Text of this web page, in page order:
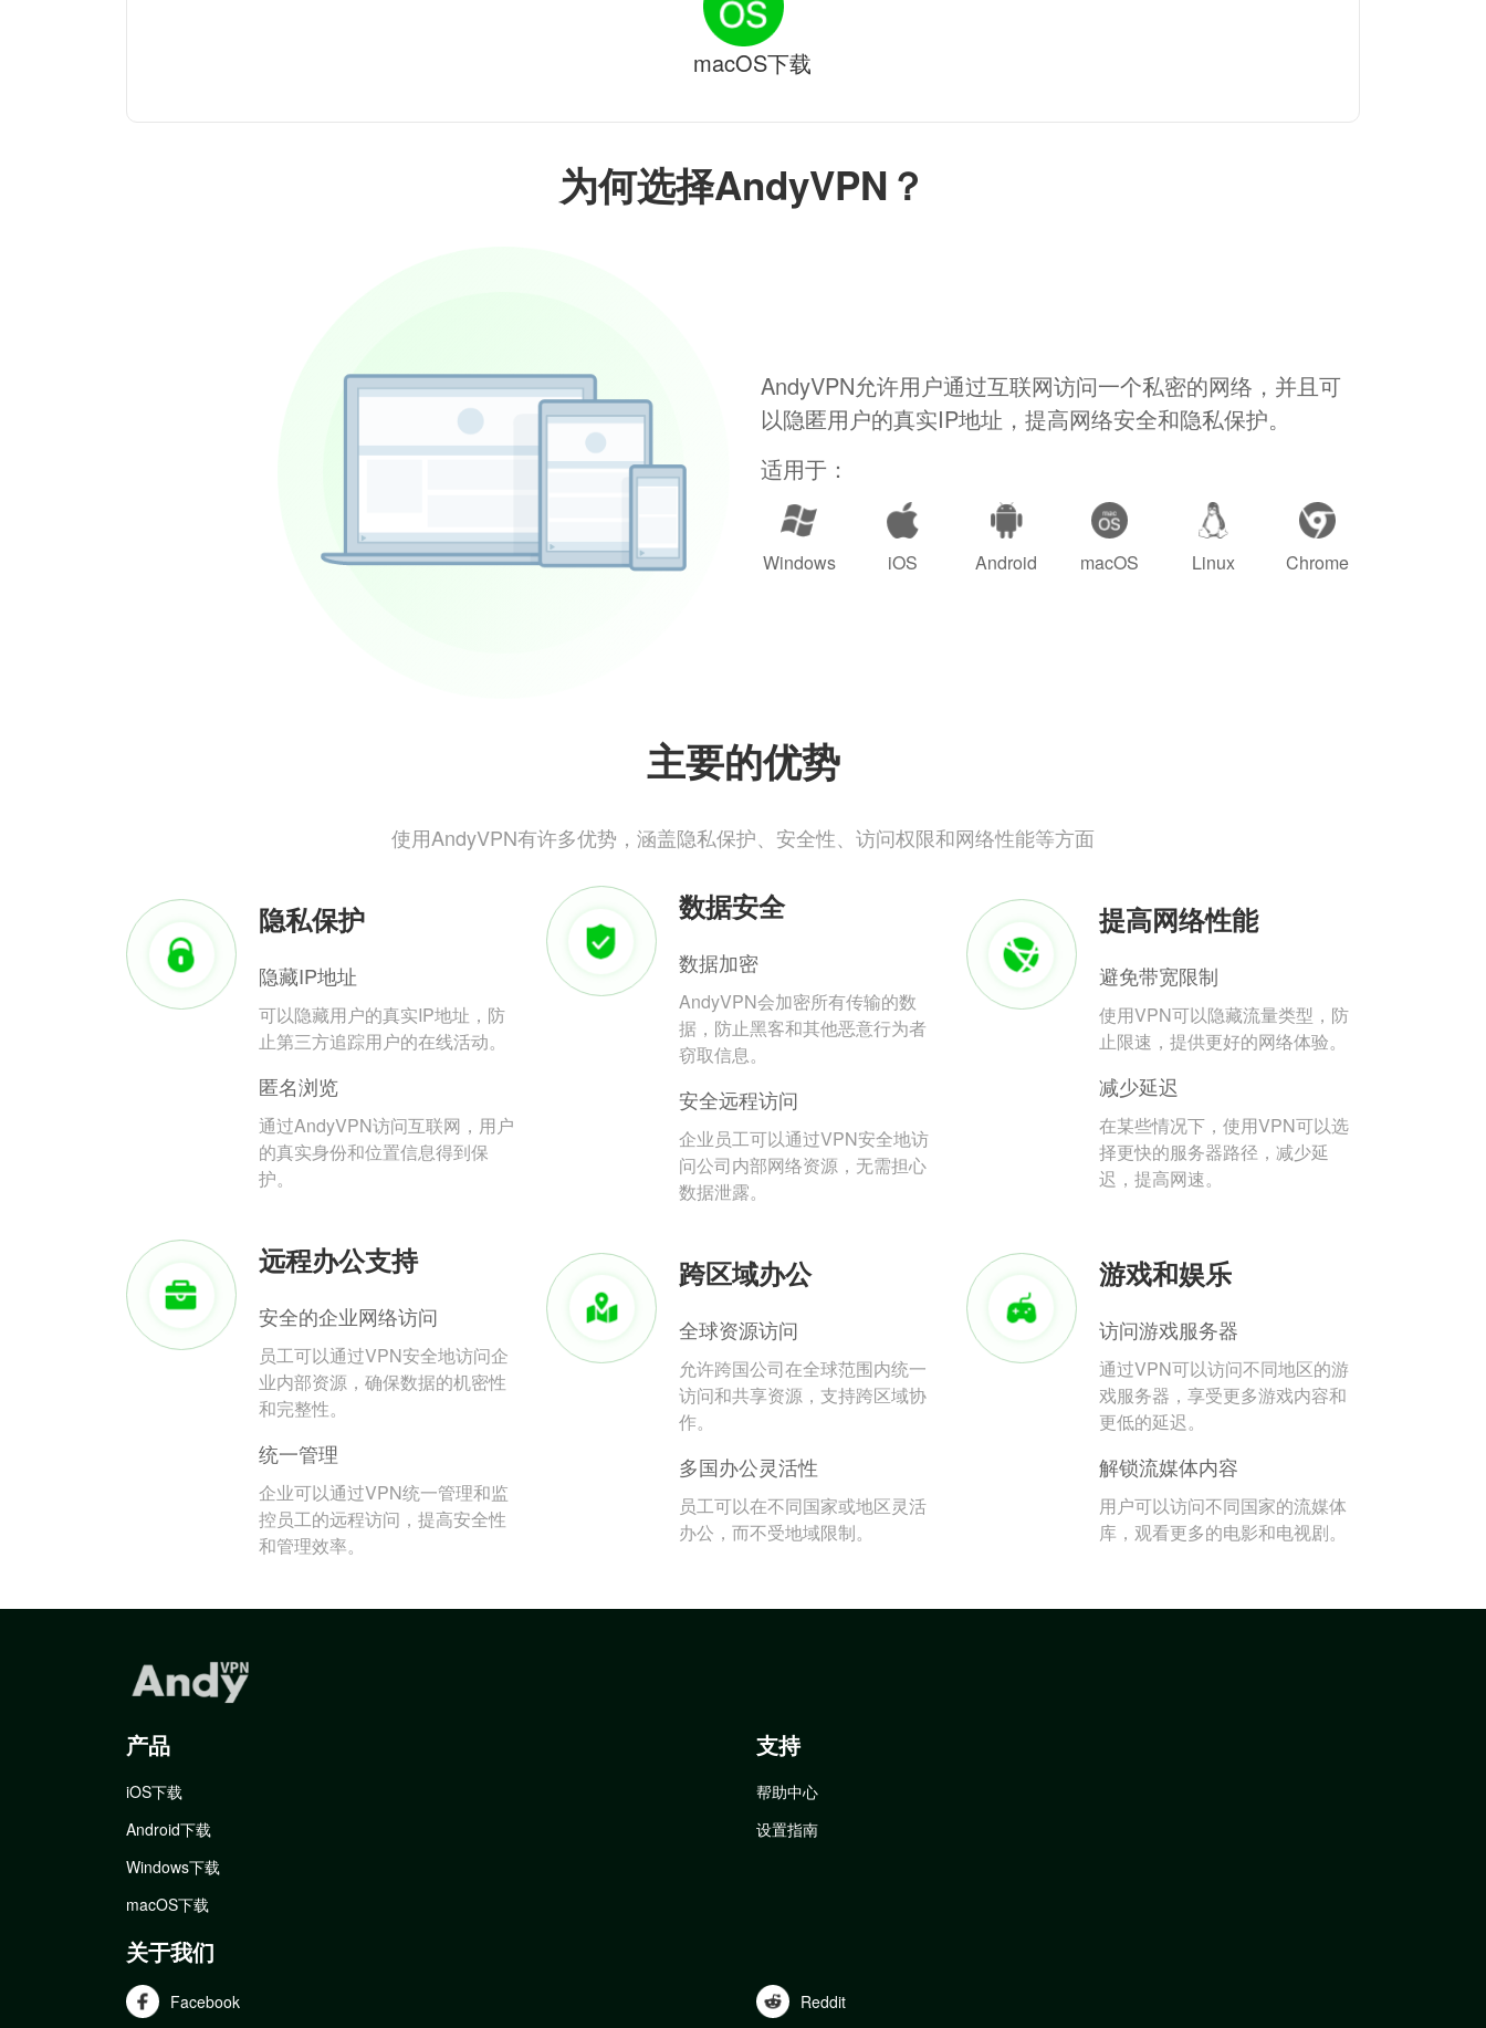
为何选择AndyVPN？
AndyVPN允许用户通过互联网访问一个私密的网络，并且可
以隐匿用户的真实IP地址，提高网络安全和隐私保护。
适用于：
Windows iOS Android macOS Linux Chrome
主要的优势
使用AndyVPN有许多优势，涵盖隐私保护、安全性、访问权限和网络性能等方面
隐私保护
隐藏IP地址
可以隐藏用户的真实IP地址，防
止第三方追踪用户的在线活动。
匿名浏览
通过AndyVPN访问互联网，用户
的真实身份和位置信息得到保
护。
数据安全
数据加密
AndyVPN会加密所有传输的数
据，防止黑客和其他恶意行为者
窃取信息。
安全远程访问
企业员工可以通过VPN安全地访
问公司内部网络资源，无需担心
数据泄露。
提高网络性能
避免带宽限制
使用VPN可以隐藏流量类型，防
止限速，提供更好的网络体验。
减少延迟
在某些情况下，使用VPN可以选
择更快的服务器路径，减少延
迟，提高网速。
远程办公支持
安全的企业网络访问
员工可以通过VPN安全地访问企
业内部资源，确保数据的机密性
和完整性。
统一管理
企业可以通过VPN统一管理和监
控员工的远程访问，提高安全性
和管理效率。
跨区域办公
全球资源访问
允许跨国公司在全球范围内统一
访问和共享资源，支持跨区域协
作。
多国办公灵活性
员工可以在不同国家或地区灵活
办公，而不受地域限制。
游戏和娱乐
访问游戏服务器
通过VPN可以访问不同地区的游
戏服务器，享受更多游戏内容和
更低的延迟。
解锁流媒体内容
用户可以访问不同国家的流媒体
库，观看更多的电影和电视剧。
macOS下载
产品
iOS下载
Android下载
Windows下载
macOS下载
支持
帮助中心
设置指南
关于我们
Facebook Reddit